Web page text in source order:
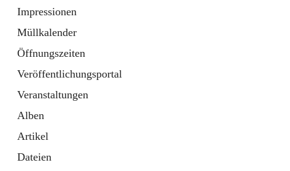
Impressionen
Müllkalender
Öffnungszeiten
Veröffentlichungsportal
Veranstaltungen
Alben
Artikel
Dateien